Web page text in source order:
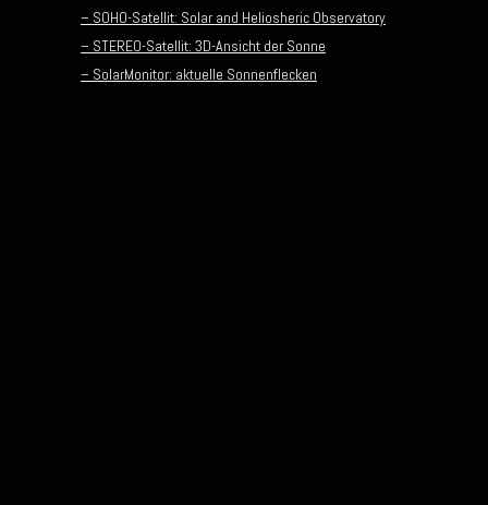
– SOHO-Satellit: Solar and Heliosheric Observatory
– STEREO-Satellit: 3D-Ansicht der Sonne
– SolarMonitor: aktuelle Sonnenflecken